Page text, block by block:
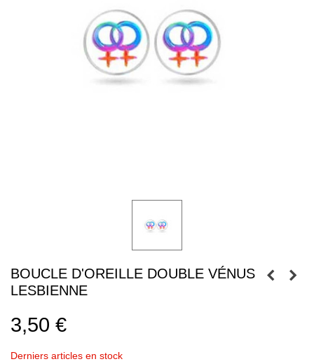
BOUCLE D'OREILLE DOUBLE VÉNUS
LESBIENNE
3,50 €
Derniers articles en stock